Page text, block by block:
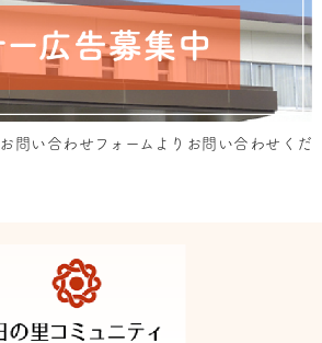
お問い合わせフォーム よりお問い合わせくだ